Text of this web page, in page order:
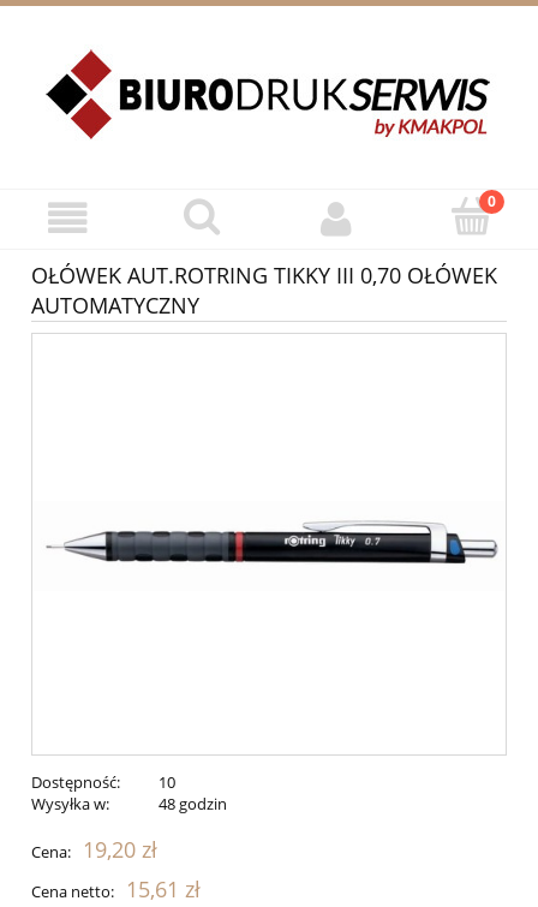
OŁÓWEK AUT.ROTRING TIKKY III 0,70 OŁÓWEK
AUTOMATYCZNY
Dostępność:
10
Wysyłka w:
48 godzin
Cena: 19,20 zł
Cena netto: 15,61 zł